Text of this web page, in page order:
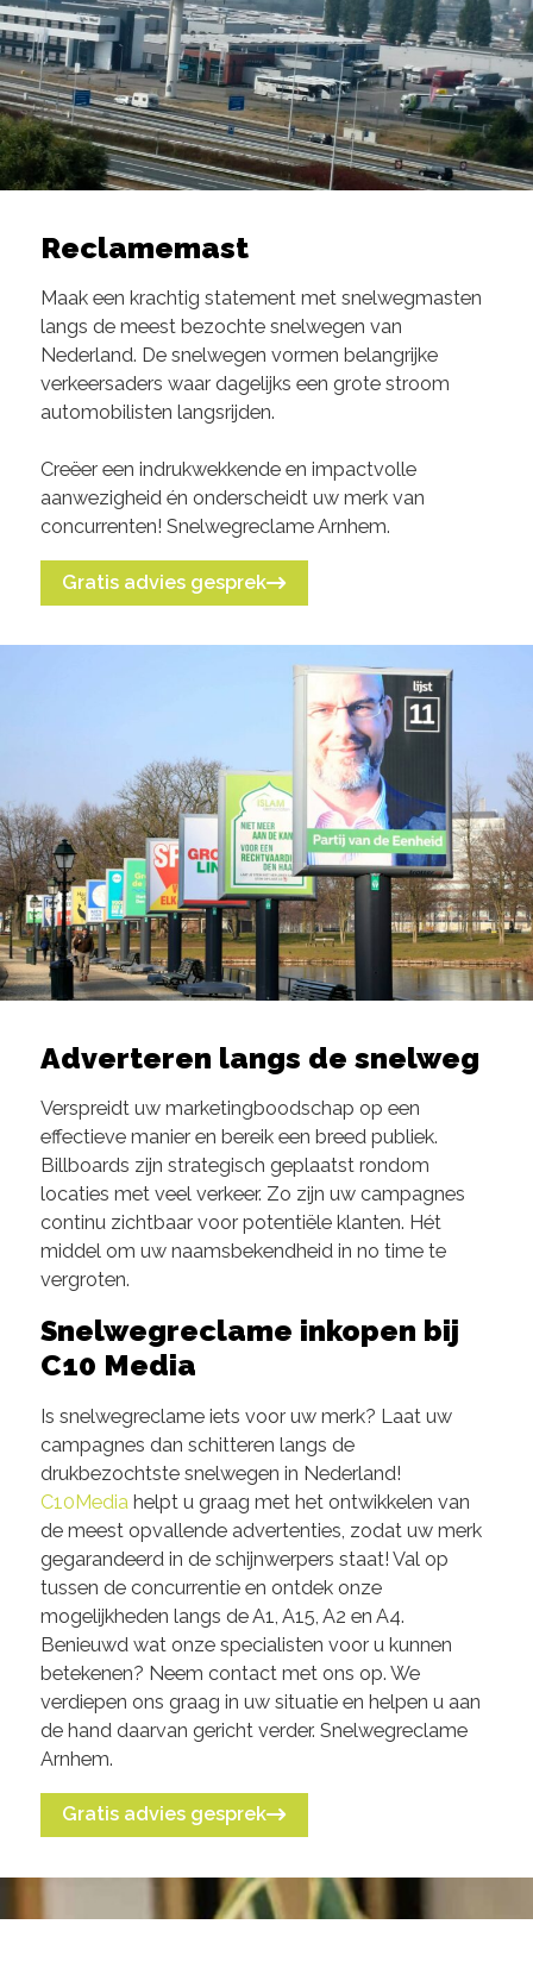
Reclamemast
Maak een krachtig statement met snelwegmasten
langs de meest bezochte snelwegen van
Nederland. De snelwegen vormen belangrijke
verkeersaders waar dagelijks een grote stroom
automobilisten langsrijden.
Creëer een indrukwekkende en impactvolle
aanwezigheid én onderscheidt uw merk van
concurrenten! Snelwegreclame Arnhem.
Gratis advies gesprek
Adverteren langs de snelweg
Verspreidt uw marketingboodschap op een
effectieve manier en bereik een breed publiek.
Billboards zijn strategisch geplaatst rondom
locaties met veel verkeer. Zo zijn uw campagnes
continu zichtbaar voor potentiële klanten. Hét
middel om uw naamsbekendheid in no time te
vergroten.
Snelwegreclame inkopen bij
C10 Media
Is snelwegreclame iets voor uw merk? Laat uw
campagnes dan schitteren langs de
drukbezochtste snelwegen in Nederland!
C10Media helpt u graag met het ontwikkelen van
de meest opvallende advertenties, zodat uw merk
gegarandeerd in de schijnwerpers staat! Val op
tussen de concurrentie en ontdek onze
mogelijkheden langs de A1, A15, A2 en A4.
Benieuwd wat onze specialisten voor u kunnen
betekenen? Neem contact met ons op. We
verdiepen ons graag in uw situatie en helpen u aan
de hand daarvan gericht verder. Snelwegreclame
Arnhem.
Gratis advies gesprek